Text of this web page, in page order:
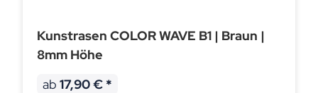
Kunstrasen COLOR WAVE B1 | Braun |
8mm Höhe
ab 17,90 € *